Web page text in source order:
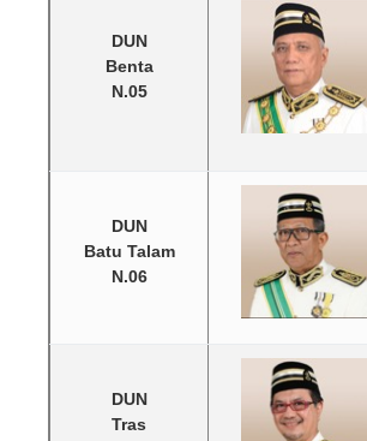
DUN
Benta
N.05
DUN
Batu Talam
N.06
DUN
Tras